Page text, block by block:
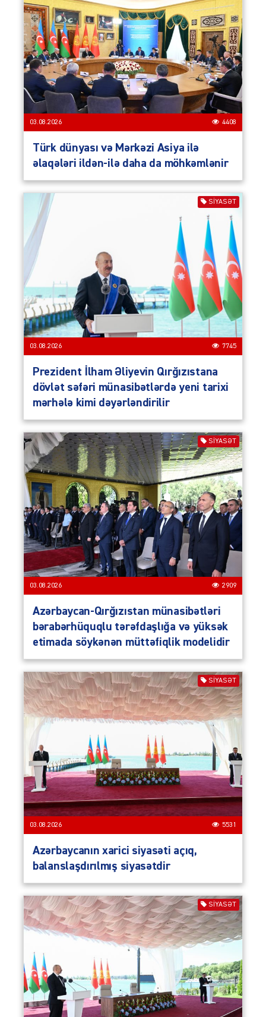
03.08.2026 4408
Türk dünyası və Mərkəzi Asiya ilə
əlaqələri ildən-ilə daha da möhkəmlənir
SIYASƏT
03.08.2026 7745
Prezident İlham Əliyevin Qırğızıstana
dövlət səfəri münasibətlərdə yeni tarixi
mərhələ kimi dəyərləndirilir
SIYASƏT
03.08.2026 2909
Azərbaycan-Qırğızıstan münasibətləri
bərabərhüquqlu tərəfdaşlığa və yüksək
etimada söykənən müttəfiqlik modelidir
SIYASƏT
03.08.2026 5531
Azərbaycanın xarici siyasəti açıq,
balanslaşdırılmış siyasətdir
SIYASƏT